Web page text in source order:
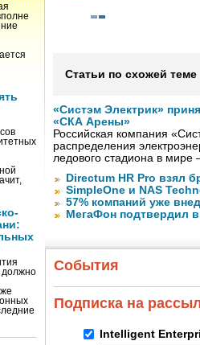
должно
Статьи по схожей теме
«Систэм Электрик»
«СКА Арены»
Российская компания
распределения
ледового стадиона в мире
Directum HR Pro взял
SimpleOne и NAS
57% компаний уже
МегаФон подтвердил
События
Подписка на
Intelligent